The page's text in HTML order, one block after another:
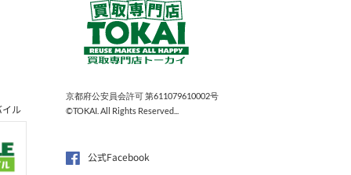
イル
京都府公安員会許可 第611079610002号
©TOKAI. All Rights Reserved...
公式Facebook